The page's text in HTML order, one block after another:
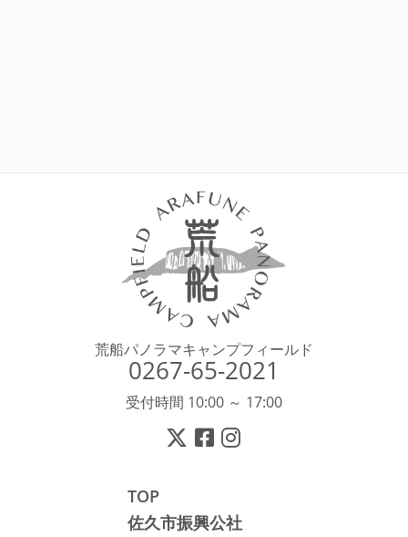
荒船パノラマキャンプフィールド
0267-65-2021
受付時間 10:00 ～ 17:00
TOP
佐久市振興公社